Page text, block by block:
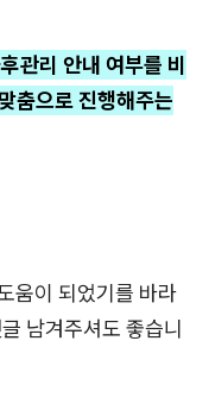
관리 안내 여부를 비
춤으로 진행해주는
움이 되었기를 바라
남겨주셔도 좋습니